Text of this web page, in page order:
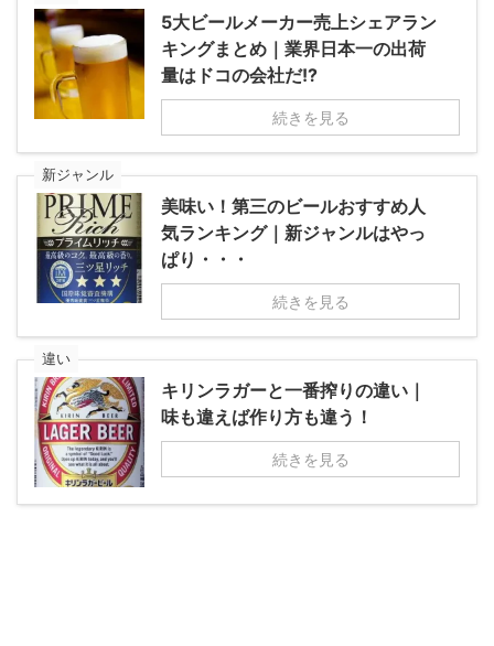
5大ビールメーカー売上シェアラン
キングまとめ｜業界日本一の出荷
量はドコの会社だ!?
続きを見る
新ジャンル
美味い！第三のビールおすすめ人
気ランキング｜新ジャンルはやっ
ぱり・・・
続きを見る
違い
キリンラガーと一番搾りの違い｜
味も違えば作り方も違う！
続きを見る